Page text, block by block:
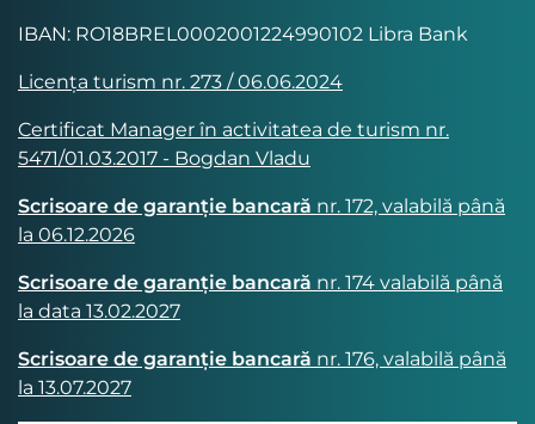
IBAN: RO18BREL0002001224990102 Libra Bank
Licența turism nr. 273 / 06.06.2024
Certificat Manager în activitatea de turism nr.
5471/01.03.2017 - Bogdan Vladu
Scrisoare de garanție bancară nr. 172, valabilă până
la 06.12.2026
Scrisoare de garanție bancară nr. 174 valabilă până
la data 13.02.2027
Scrisoare de garanție bancară nr. 176, valabilă până
la 13.07.2027